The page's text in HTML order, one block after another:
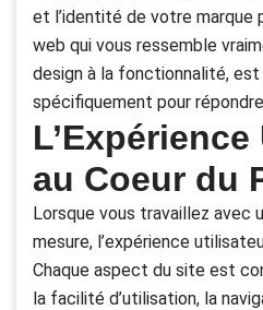
et l’identité de votre marque
web qui vous ressemble
design à la fonctionnalité,
spécifiquement pour
au Coeur du
Lorsque vous travaillez avec
mesure, l’expérience
Chaque aspect du site est
la facilité d’utilisation, la